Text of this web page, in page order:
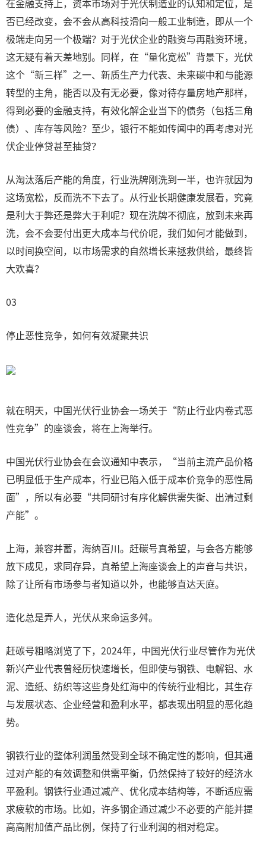
在金融支持上，资本市场对于光伏制造业的认知和定位，是
否已经改变，会不会从高科技滑向一般工业制造，即从一个
极端走向另一个极端？对于光伏企业的融资与再融资环境，
这无疑有着天差地别。同样，在“量化宽松”背景下，光伏
这个“新三样”之一、新质生产力代表、未来碳中和与能源
转型的主角，能否以及有无必要，像对待存量房地产那样，
得到必要的金融支持，有效化解企业当下的债务（包括三角
债）、库存等风险？至少，银行不能如传闻中的再考虑对光
伏企业停贷甚至抽贷？
从淘汰落后产能的角度，行业洗牌刚洗到一半，也许就因为
这场宽松，反而洗不下去了。从行业长期健康发展看，究竟
是利大于弊还是弊大于利呢？现在洗牌不彻底，放到未来再
洗，会不会要付出更大成本与代价呢，我们如何才能做到，
以时间换空间，以市场需求的自然增长来拯救供给，最终皆
大欢喜？
03
停止恶性竞争，如何有效凝聚共识
就在明天，中国光伏行业协会一场关于“防止行业内卷式恶
性竞争”的座谈会，将在上海举行。
中国光伏行业协会在会议通知中表示，“当前主流产品价格
已明显低于生产成本，行业已陷入低于成本价竞争的恶性局
面”，所以有必要“共同研讨有序化解供需失衡、出清过剩
产能”。
上海，兼容并蓄，海纳百川。赶碳号真希望，与会各方能够
放下成见，求同存异，真希望上海座谈会上的声音与共识，
除了让所有市场参与者知道以外，也能够直达天庭。
造化总是弄人，光伏从来命运多舛。
赶碳号粗略浏览了下，2024年，中国光伏行业尽管作为光伏
新兴产业代表曾经历快速增长，但即使与钢铁、电解铝、水
泥、造纸、纺织等这些身处红海中的传统行业相比，其生存
与发展状态、企业经营和盈利水平，都表现出明显的恶化趋
势。
钢铁行业的整体利润虽然受到全球不确定性的影响，但其通
过对产能的有效调整和供需平衡，仍然保持了较好的经济水
平盈利。钢铁行业通过减产、优化成本结构等，不断适应需
求疲软的市场。比如，许多钢企通过减少不必要的产能并提
高高附加值产品比例，保持了行业利润的相对稳定。